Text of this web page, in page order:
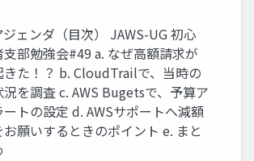
ジェンダ（目次） JAWS-UG 初心
支部勉強会#49 a. なぜ高額請求が
きた！？ b. CloudTrailで、当時の
況を調査 c. AWS Bugetsで、予算ア
ートの設定 d. AWSサポートへ減額
お願いするときのポイント e. まと